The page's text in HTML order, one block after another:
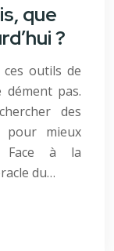
que
?
outils de
pas.
des
pour mieux
Face à la
du…